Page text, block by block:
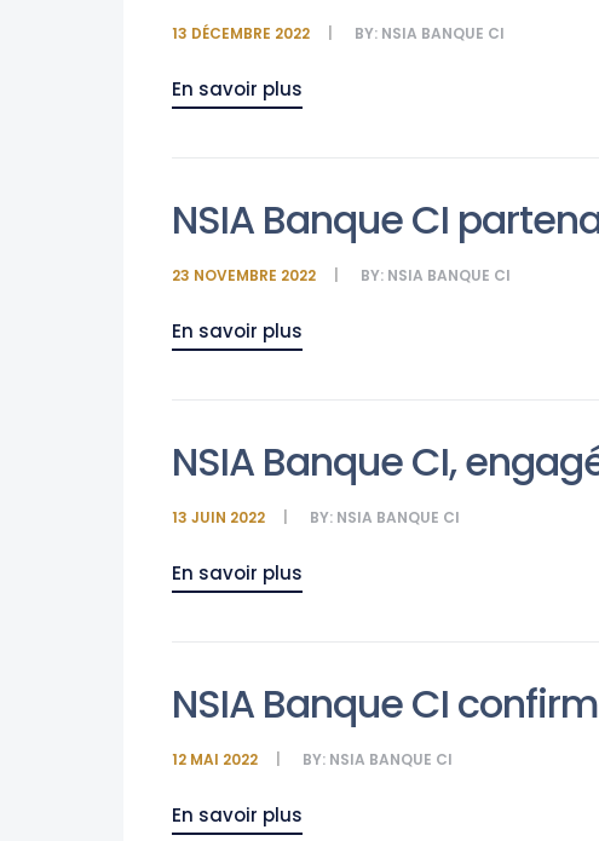
13 DÉCEMBRE 2022 BY: NSIA BANQUE CI
En savoir plus
NSIA Banque CI
23 NOVEMBRE 2022 BY: NSIA BANQUE CI
En savoir plus
NSIA Banque CI,
13 JUIN 2022 BY: NSIA BANQUE CI
En savoir plus
NSIA Banque CI
12 MAI 2022 BY: NSIA BANQUE CI
En savoir plus